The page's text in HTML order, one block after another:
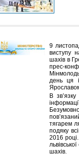
9
виступу
шахів в
прес-
день ця
В
тягарем
подяку
2016
шахів.